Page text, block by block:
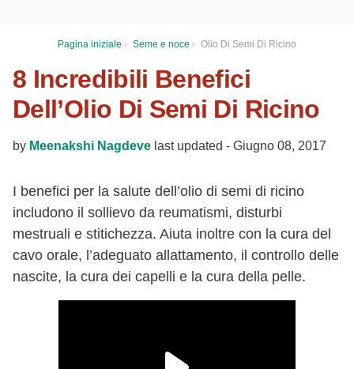
Pagina iniziale › Seme e noce › Olio Di Semi Di Ricino
8 Incredibili Benefici
Dell’Olio Di Semi Di Ricino
by Meenakshi Nagdeve last updated - Giugno 08, 2017
I benefici per la salute dell’olio di semi di ricino
includono il sollievo da reumatismi, disturbi
mestruali e stitichezza. Aiuta inoltre con la cura del
cavo orale, l’adeguato allattamento, il controllo delle
nascite, la cura dei capelli e la cura della pelle.